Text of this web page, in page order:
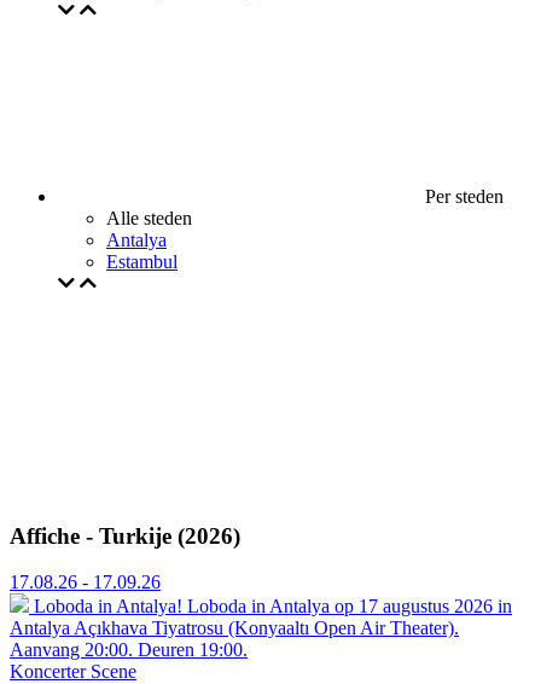
Per steden
Alle steden
Antalya
Estambul
Affiche - Turkije (2026)
17.08.26 - 17.09.26
Loboda in Antalya! Loboda in Antalya op 17 augustus 2026 in
Antalya Açıkhava Tiyatrosu (Konyaaltı Open Air Theater).
Aanvang 20:00. Deuren 19:00.
Koncerter Scene